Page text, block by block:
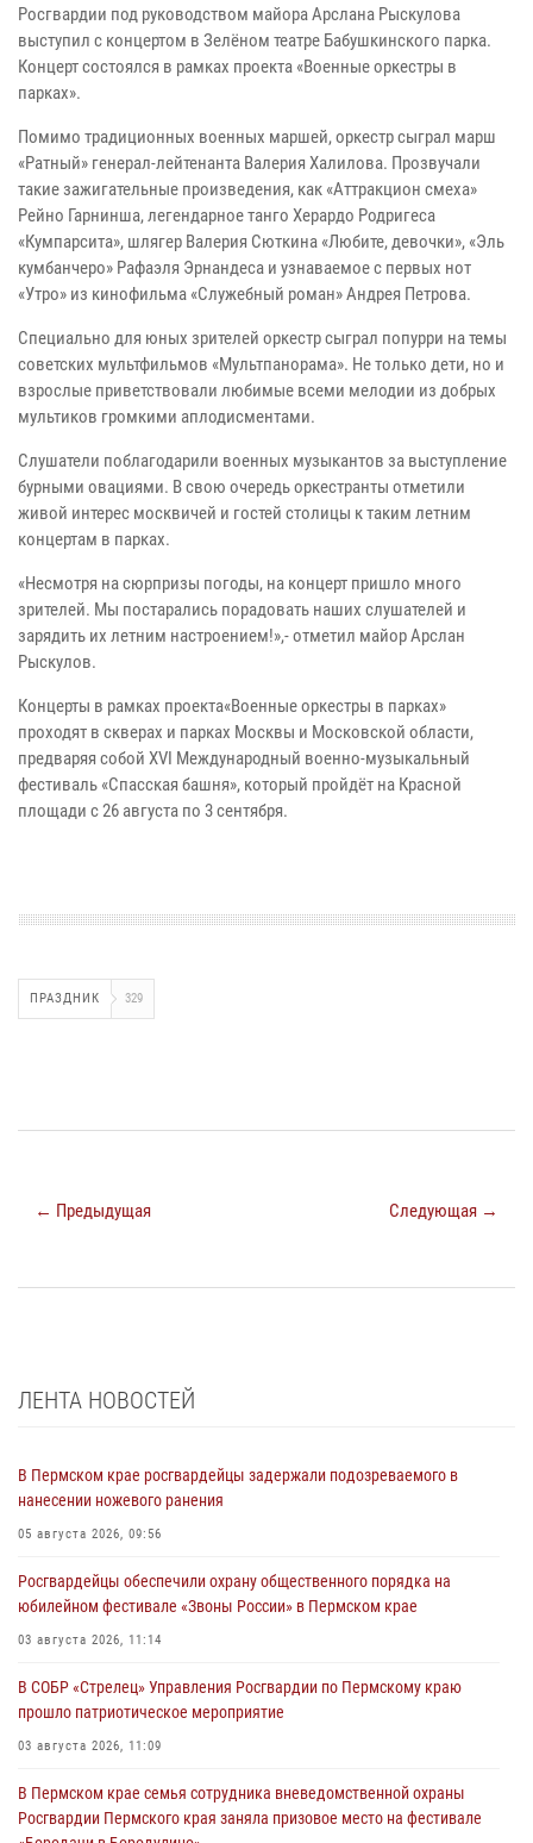
Росгвардии под руководством майора Арслана Рыскулова
выступил с концертом в Зелёном театре Бабушкинского парка.
Концерт состоялся в рамках проекта «Военные оркестры в
парках».
Помимо традиционных военных маршей, оркестр сыграл марш
«Ратный» генерал-лейтенанта Валерия Халилова. Прозвучали
такие зажигательные произведения, как «Аттракцион смеха»
Рейно Гарнинша, легендарное танго Херардо Родригеса
«Кумпарсита», шлягер Валерия Сюткина «Любите, девочки», «Эль
кумбанчеро» Рафаэля Эрнандеса и узнаваемое с первых нот
«Утро» из кинофильма «Служебный роман» Андрея Петрова.
Специально для юных зрителей оркестр сыграл попурри на темы
советских мультфильмов «Мультпанорама». Не только дети, но и
взрослые приветствовали любимые всеми мелодии из добрых
мультиков громкими аплодисментами.
Слушатели поблагодарили военных музыкантов за выступление
бурными овациями. В свою очередь оркестранты отметили
живой интерес москвичей и гостей столицы к таким летним
концертам в парках.
«Несмотря на сюрпризы погоды, на концерт пришло много
зрителей. Мы постарались порадовать наших слушателей и
зарядить их летним настроением!»,- отметил майор Арслан
Рыскулов.
Концерты в рамках проекта«Военные оркестры в парках»
проходят в скверах и парках Москвы и Московской области,
предваряя собой XVI Международный военно-музыкальный
фестиваль «Спасская башня», который пройдёт на Красной
площади с 26 августа по 3 сентября.
ПРАЗДНИК 329
← Предыдущая Следующая →
ЛЕНТА НОВОСТЕЙ
В Пермском крае росгвардейцы задержали подозреваемого в
нанесении ножевого ранения
05 августа 2026, 09:56
Росгвардейцы обеспечили охрану общественного порядка на
юбилейном фестивале «Звоны России» в Пермском крае
03 августа 2026, 11:14
В СОБР «Стрелец» Управления Росгвардии по Пермскому краю
прошло патриотическое мероприятие
03 августа 2026, 11:09
В Пермском крае семья сотрудника вневедомственной охраны
Росгвардии Пермского края заняла призовое место на фестивале